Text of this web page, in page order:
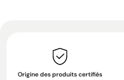
Origine des produits certifiés